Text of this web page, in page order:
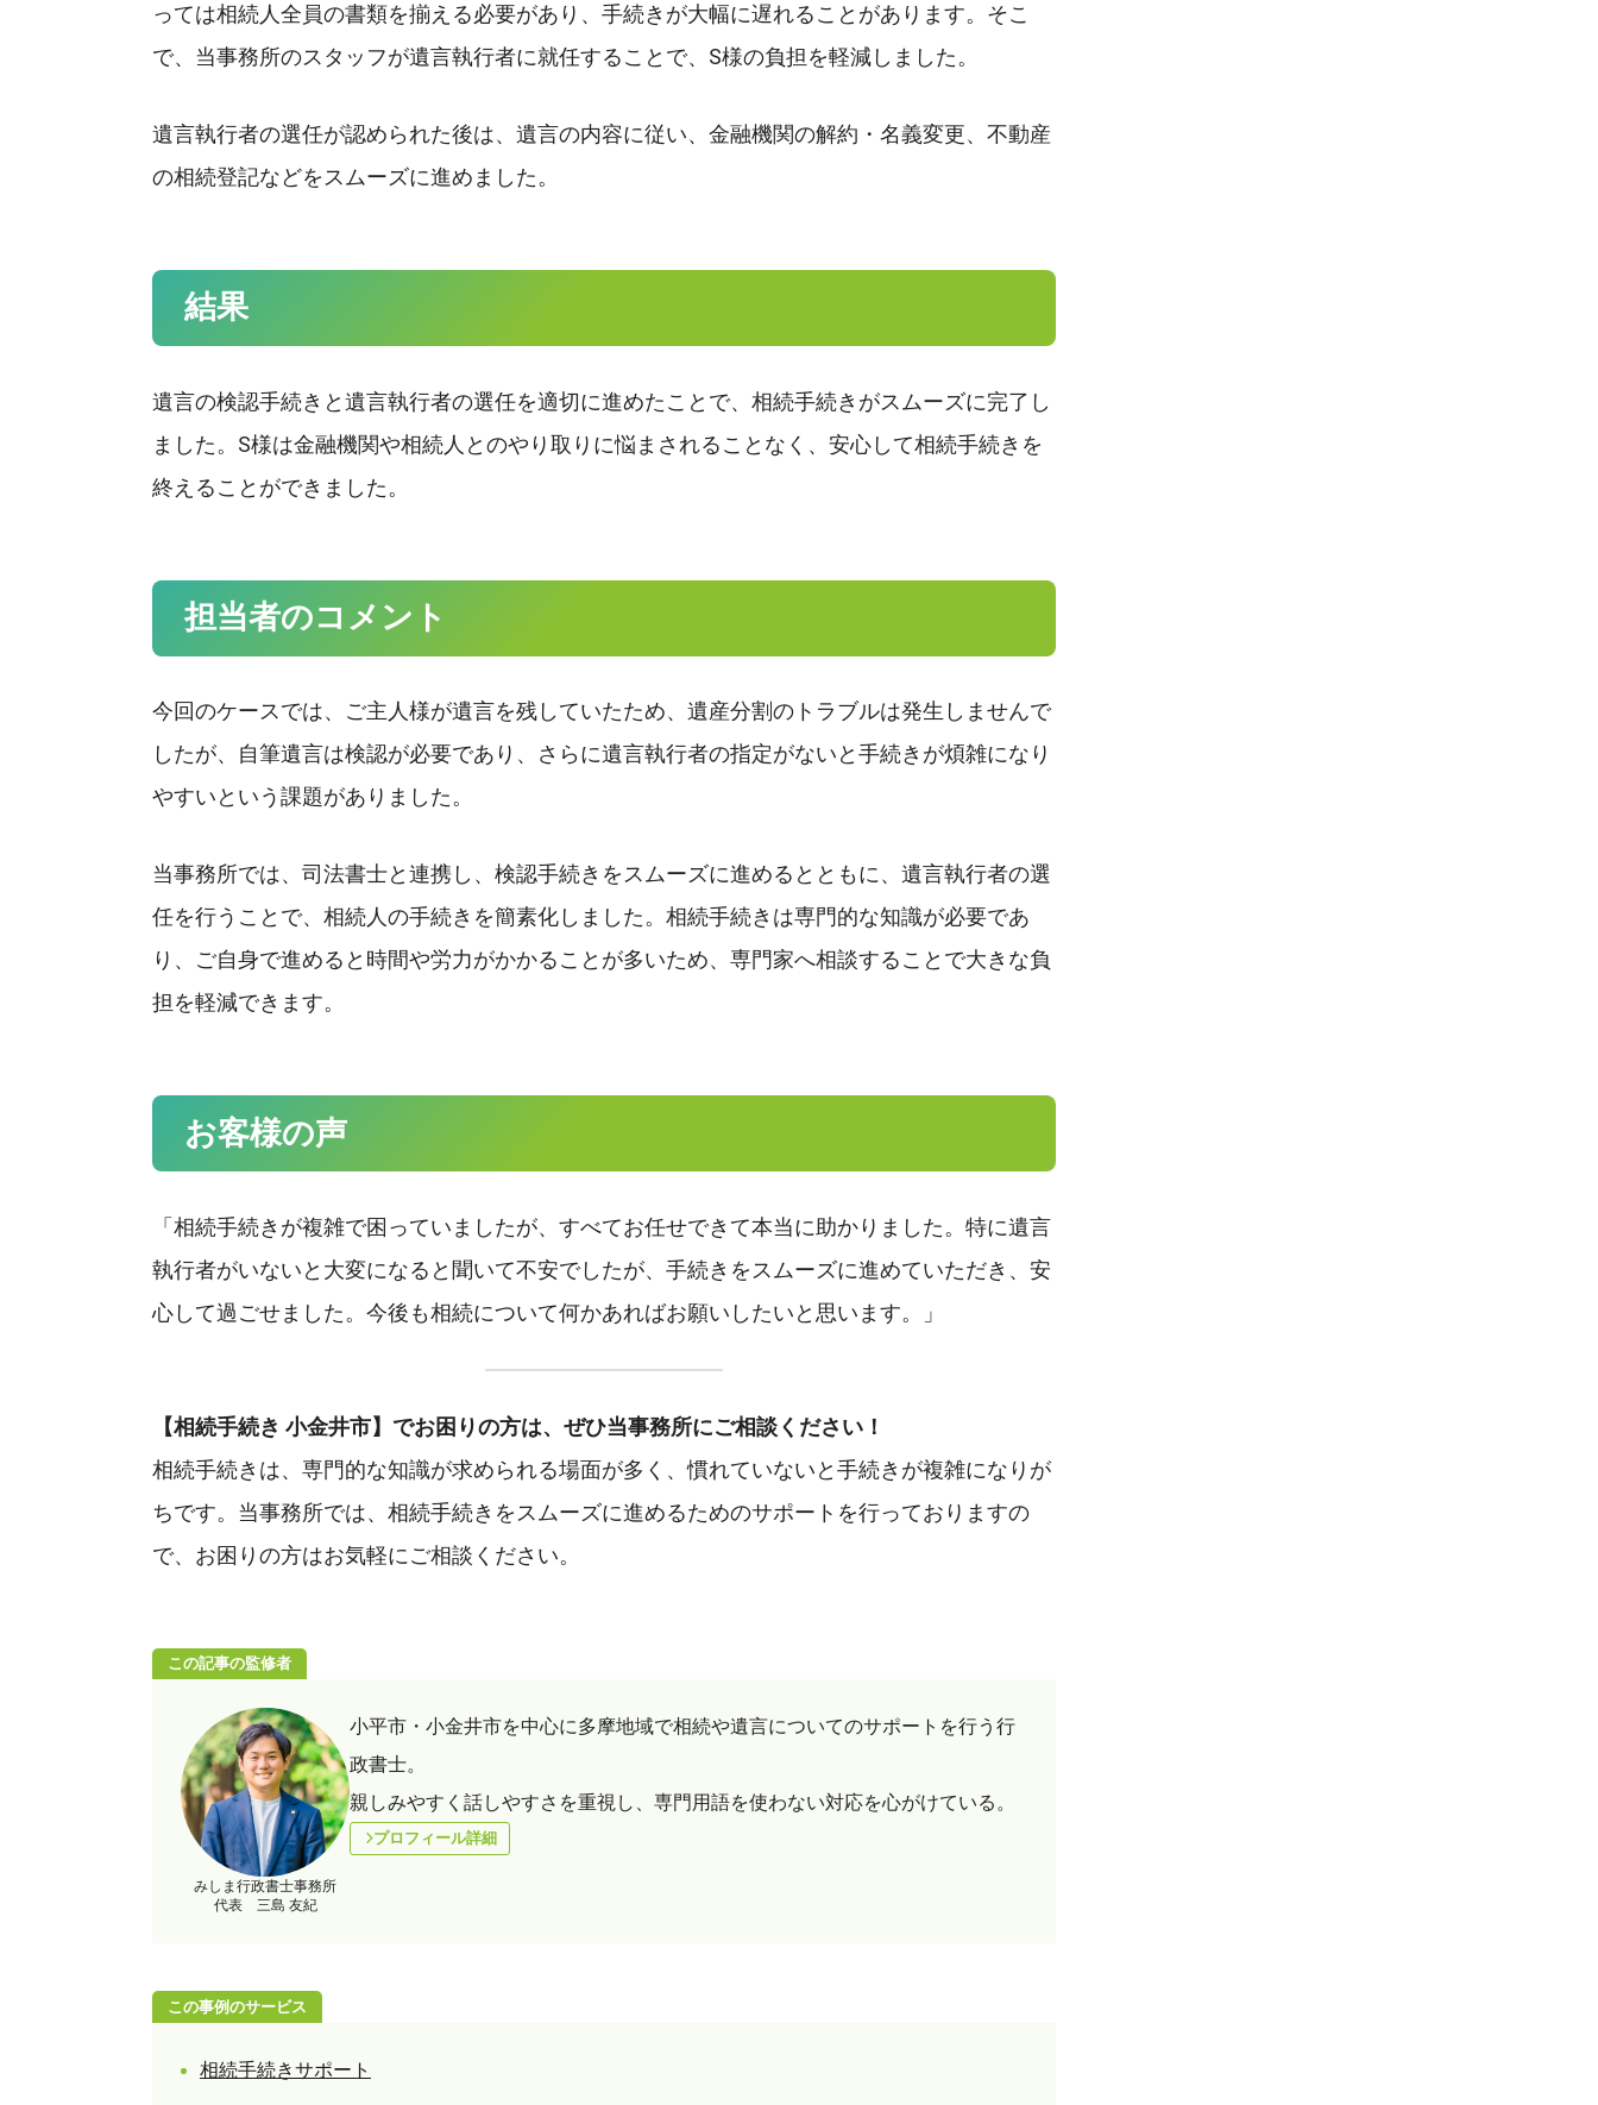
っては相続人全員の書類を揃える必要があり、手続きが大幅に遅れることがあります。そこ
で、当事務所のスタッフが遺言執行者に就任することで、S様の負担を軽減しました。
遺言執行者の選任が認められた後は、遺言の内容に従い、金融機関の解約・名義変更、不動産
の相続登記などをスムーズに進めました。
結果
遺言の検認手続きと遺言執行者の選任を適切に進めたことで、相続手続きがスムーズに完了し
ました。S様は金融機関や相続人とのやり取りに悩まされることなく、安心して相続手続きを
終えることができました。
担当者のコメント
今回のケースでは、ご主人様が遺言を残していたため、遺産分割のトラブルは発生しませんで
したが、自筆遺言は検認が必要であり、さらに遺言執行者の指定がないと手続きが煩雑になり
やすいという課題がありました。
当事務所では、司法書士と連携し、検認手続きをスムーズに進めるとともに、遺言執行者の選
任を行うことで、相続人の手続きを簡素化しました。相続手続きは専門的な知識が必要であ
り、ご自身で進めると時間や労力がかかることが多いため、専門家へ相談することで大きな負
担を軽減できます。
お客様の声
「相続手続きが複雑で困っていましたが、すべてお任せできて本当に助かりました。特に遺言
執行者がいないと大変になると聞いて不安でしたが、手続きをスムーズに進めていただき、安
心して過ごせました。今後も相続について何かあればお願いしたいと思います。」
【相続手続き 小金井市】でお困りの方は、ぜひ当事務所にご相談ください！
相続手続きは、専門的な知識が求められる場面が多く、慣れていないと手続きが複雑になりが
ちです。当事務所では、相続手続きをスムーズに進めるためのサポートを行っておりますの
で、お困りの方はお気軽にご相談ください。
この記事の監修者
みしま行政書士事務所
代表 三島 友紀
小平市・小金井市を中心に多摩地域で相続や遺言についてのサポートを行う行
政書士。
親しみやすく話しやすさを重視し、専門用語を使わない対応を心がけている。
プロフィール詳細
この事例のサービス
相続手続きサポート